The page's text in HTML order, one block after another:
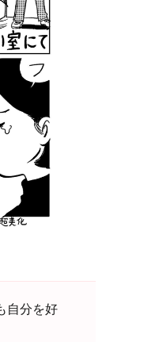
自分を好